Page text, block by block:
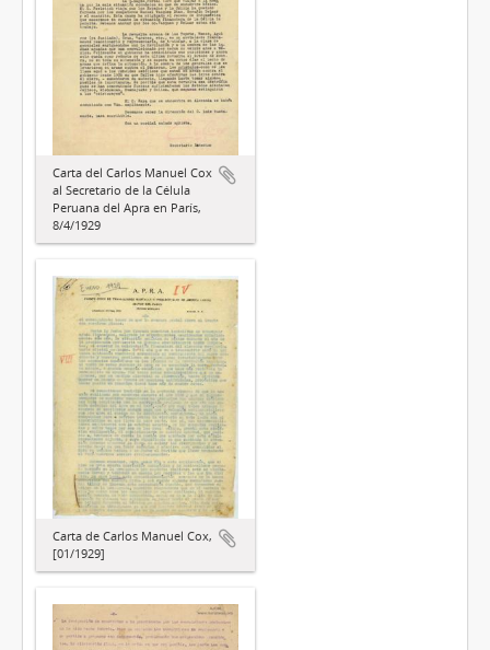
Carta del Carlos Manuel Cox
al Secretario de la Célula
Peruana del Apra en París,
8/4/1929
Carta de Carlos Manuel Cox,
[01/1929]